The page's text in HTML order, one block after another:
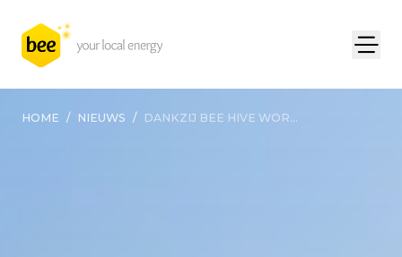
HOME / NIEUWS / DANKZIJ BEE HIVE WOR...